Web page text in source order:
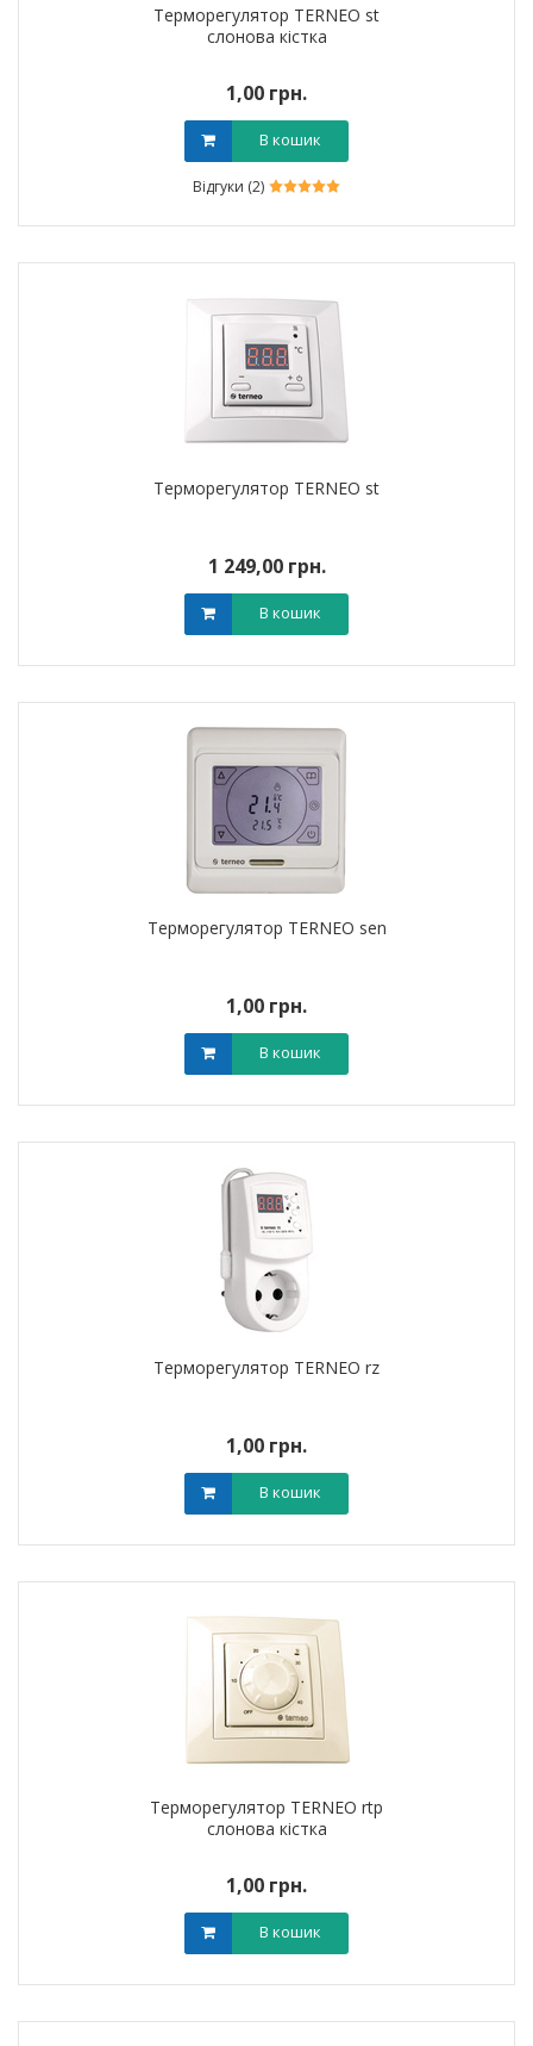
Терморегулятор TERNEO st
слонова кістка
1,00 грн.
В кошик
Відгуки (2)
Терморегулятор TERNEO st
1 249,00 грн.
В кошик
Терморегулятор TERNEO sen
1,00 грн.
В кошик
Терморегулятор TERNEO rz
1,00 грн.
В кошик
Терморегулятор TERNEO rtp
слонова кістка
1,00 грн.
В кошик